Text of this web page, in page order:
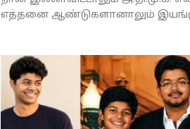
எத்தனை ஆண்டுகளானாலும்